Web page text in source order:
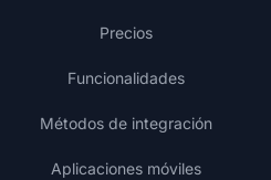
Precios
Funcionalidades
Métodos de integración
Aplicaciones móviles